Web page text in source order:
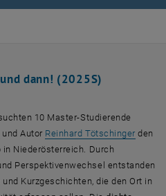
und
dann! (2025S)
10 Master-Studierende
und Autor Reinhard Tötschinger, öffnet
den
Niederösterreich. Durch
Perspektivenwechsel entstanden
Kurzgeschichten, die den Ort in